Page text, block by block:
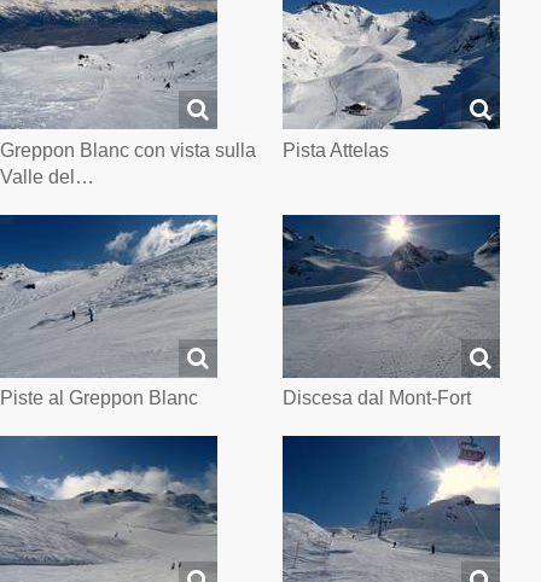
Greppon Blanc con vista sulla
Valle del…
Pista Attelas
Piste al Greppon Blanc Discesa dal Mont-Fort